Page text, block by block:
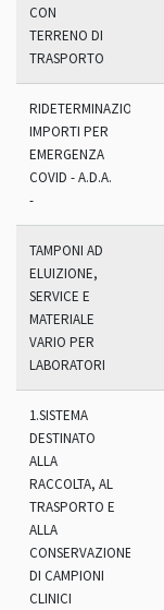
CON
TERRENO DI
TRASPORTO
RIDETERMINAZIONE
IMPORTI PER
EMERGENZA
COVID - A.D.A.
-
TAMPONI AD
ELUIZIONE,
SERVICE E
MATERIALE
VARIO PER
LABORATORI
1.SISTEMA
DESTINATO
ALLA
RACCOLTA, AL
TRASPORTO E
ALLA
CONSERVAZIONE
DI CAMPIONI
CLINICI